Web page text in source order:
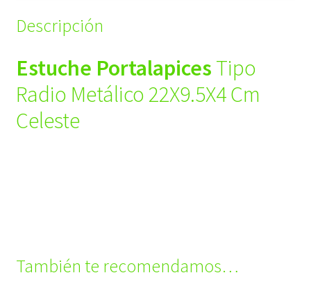
Descripción
Estuche Portalapices Tipo
Radio Metálico 22X9.5X4 Cm
Celeste
También te recomendamos…